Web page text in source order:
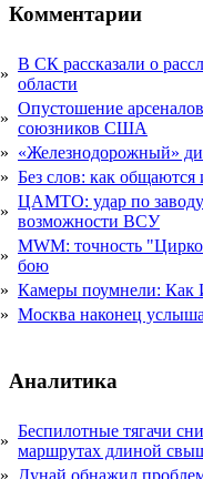
Комментарии
»
В СК рассказали о
области
»
Опустошение
союзников США
» «Железнодорожный»
» Без слов: как
»
ЦАМТО: удар по заводу
возможности ВСУ
»
MWM: точность
бою
» Камеры поумнели: Как
» Москва наконец
Аналитика
»
Беспилотные тягачи
маршрутах длиной
» Дунай обнажил